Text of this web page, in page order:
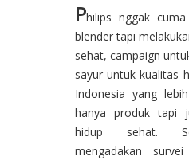
Philips nggak cuma
blender tapi
sehat, campaign
sayur untuk kualitas
Indonesia yang
hanya produk tapi
hidup sehat.
mengadakan